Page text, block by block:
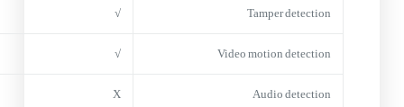
Tamper detection
√
Video motion detection
√
Audio detection
X